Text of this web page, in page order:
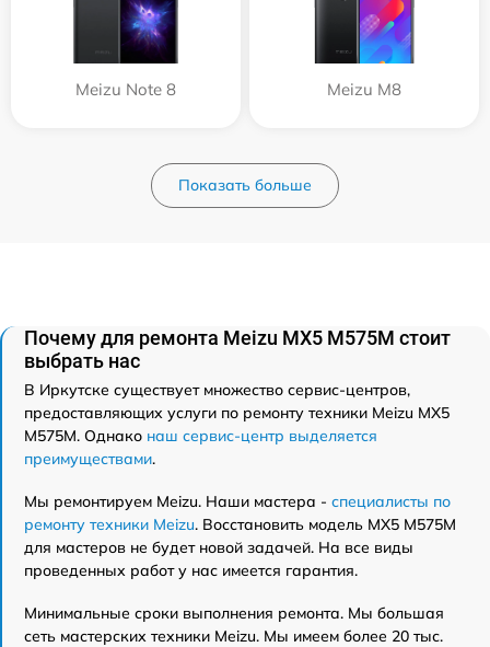
Meizu Note 8 Meizu M8
Показать больше
Почему для ремонта Meizu MX5 M575M стоит
выбрать нас
В Иркутске существует множество сервис-центров,
предоставляющих услуги по ремонту техники Meizu MX5
M575M. Однако наш сервис-центр выделяется
преимуществами.
Мы ремонтируем Meizu. Наши мастера - специалисты по
ремонту техники Meizu. Восстановить модель MX5 M575M
для мастеров не будет новой задачей. На все виды
проведенных работ у нас имеется гарантия.
Минимальные сроки выполнения ремонта. Мы большая
сеть мастерских техники Meizu. Мы имеем более 20 тыс.